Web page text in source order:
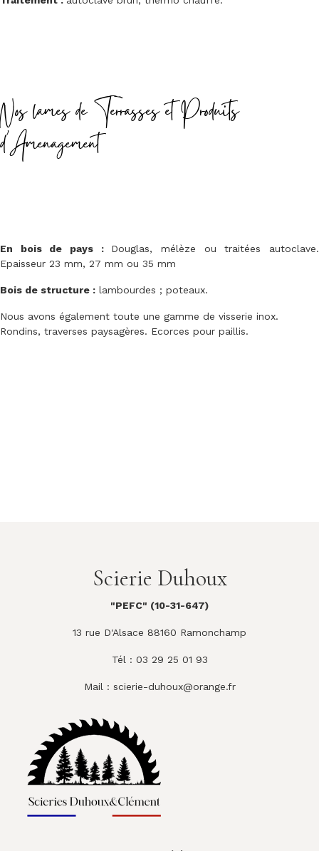
Nos lames de Terrasses et Produits
d'Amenagement
En bois de pays : Douglas, mélèze ou traitées autoclave.
Epaisseur 23 mm, 27 mm ou 35 mm
Bois de structure : lambourdes ; poteaux.
Nous avons également toute une gamme de visserie inox.
Rondins, traverses paysagères. Ecorces pour paillis.
Scierie Duhoux
"PEFC" (10-31-647)
13 rue D'Alsace 88160 Ramonchamp
Tél : 03 29 25 01 93
Mail : scierie-duhoux@orange.fr